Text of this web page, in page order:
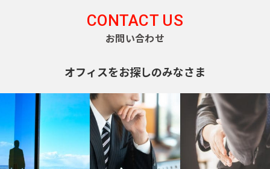
CONTACT US
お問い合わせ
オフィスをお探しのみなさま